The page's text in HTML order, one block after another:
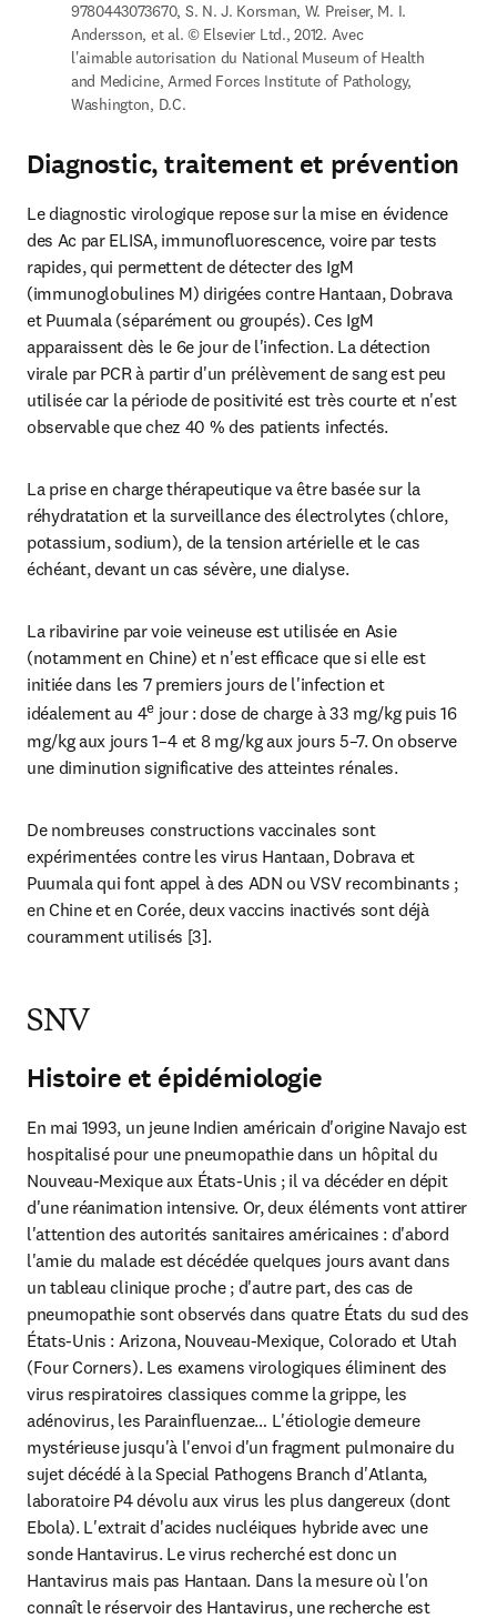
9780443073670, S. N. J. Korsman, W. Preiser, M. I.
Andersson, et al. © Elsevier Ltd., 2012. Avec
l'aimable autorisation du National Museum of Health
and Medicine, Armed Forces Institute of Pathology,
Washington, D.C.
Diagnostic, traitement et prévention
Le diagnostic virologique repose sur la mise en évidence
des Ac par ELISA, immunofluorescence, voire par tests
rapides, qui permettent de détecter des IgM
(immunoglobulines M) dirigées contre Hantaan, Dobrava
et Puumala (séparément ou groupés). Ces IgM
apparaissent dès le 6e jour de l'infection. La détection
virale par PCR à partir d'un prélèvement de sang est peu
utilisée car la période de positivité est très courte et n'est
observable que chez 40 % des patients infectés.
La prise en charge thérapeutique va être basée sur la
réhydratation et la surveillance des électrolytes (chlore,
potassium, sodium), de la tension artérielle et le cas
échéant, devant un cas sévère, une dialyse.
La ribavirine par voie veineuse est utilisée en Asie
(notamment en Chine) et n'est efficace que si elle est
initiée dans les 7 premiers jours de l'infection et
idéalement au 4e jour : dose de charge à 33 mg/kg puis 16
mg/kg aux jours 1–4 et 8 mg/kg aux jours 5–7. On observe
une diminution significative des atteintes rénales.
De nombreuses constructions vaccinales sont
expérimentées contre les virus Hantaan, Dobrava et
Puumala qui font appel à des ADN ou VSV recombinants ;
en Chine et en Corée, deux vaccins inactivés sont déjà
couramment utilisés [3].
SNV
Histoire et épidémiologie
En mai 1993, un jeune Indien américain d'origine Navajo est
hospitalisé pour une pneumopathie dans un hôpital du
Nouveau-Mexique aux États-Unis ; il va décéder en dépit
d'une réanimation intensive. Or, deux éléments vont attirer
l'attention des autorités sanitaires américaines : d'abord
l'amie du malade est décédée quelques jours avant dans
un tableau clinique proche ; d'autre part, des cas de
pneumopathie sont observés dans quatre États du sud des
États-Unis : Arizona, Nouveau-Mexique, Colorado et Utah
(Four Corners). Les examens virologiques éliminent des
virus respiratoires classiques comme la grippe, les
adénovirus, les Parainfluenzae… L'étiologie demeure
mystérieuse jusqu'à l'envoi d'un fragment pulmonaire du
sujet décédé à la Special Pathogens Branch d'Atlanta,
laboratoire P4 dévolu aux virus les plus dangereux (dont
Ebola). L'extrait d'acides nucléiques hybride avec une
sonde Hantavirus. Le virus recherché est donc un
Hantavirus mais pas Hantaan. Dans la mesure où l'on
connaît le réservoir des Hantavirus, une recherche est